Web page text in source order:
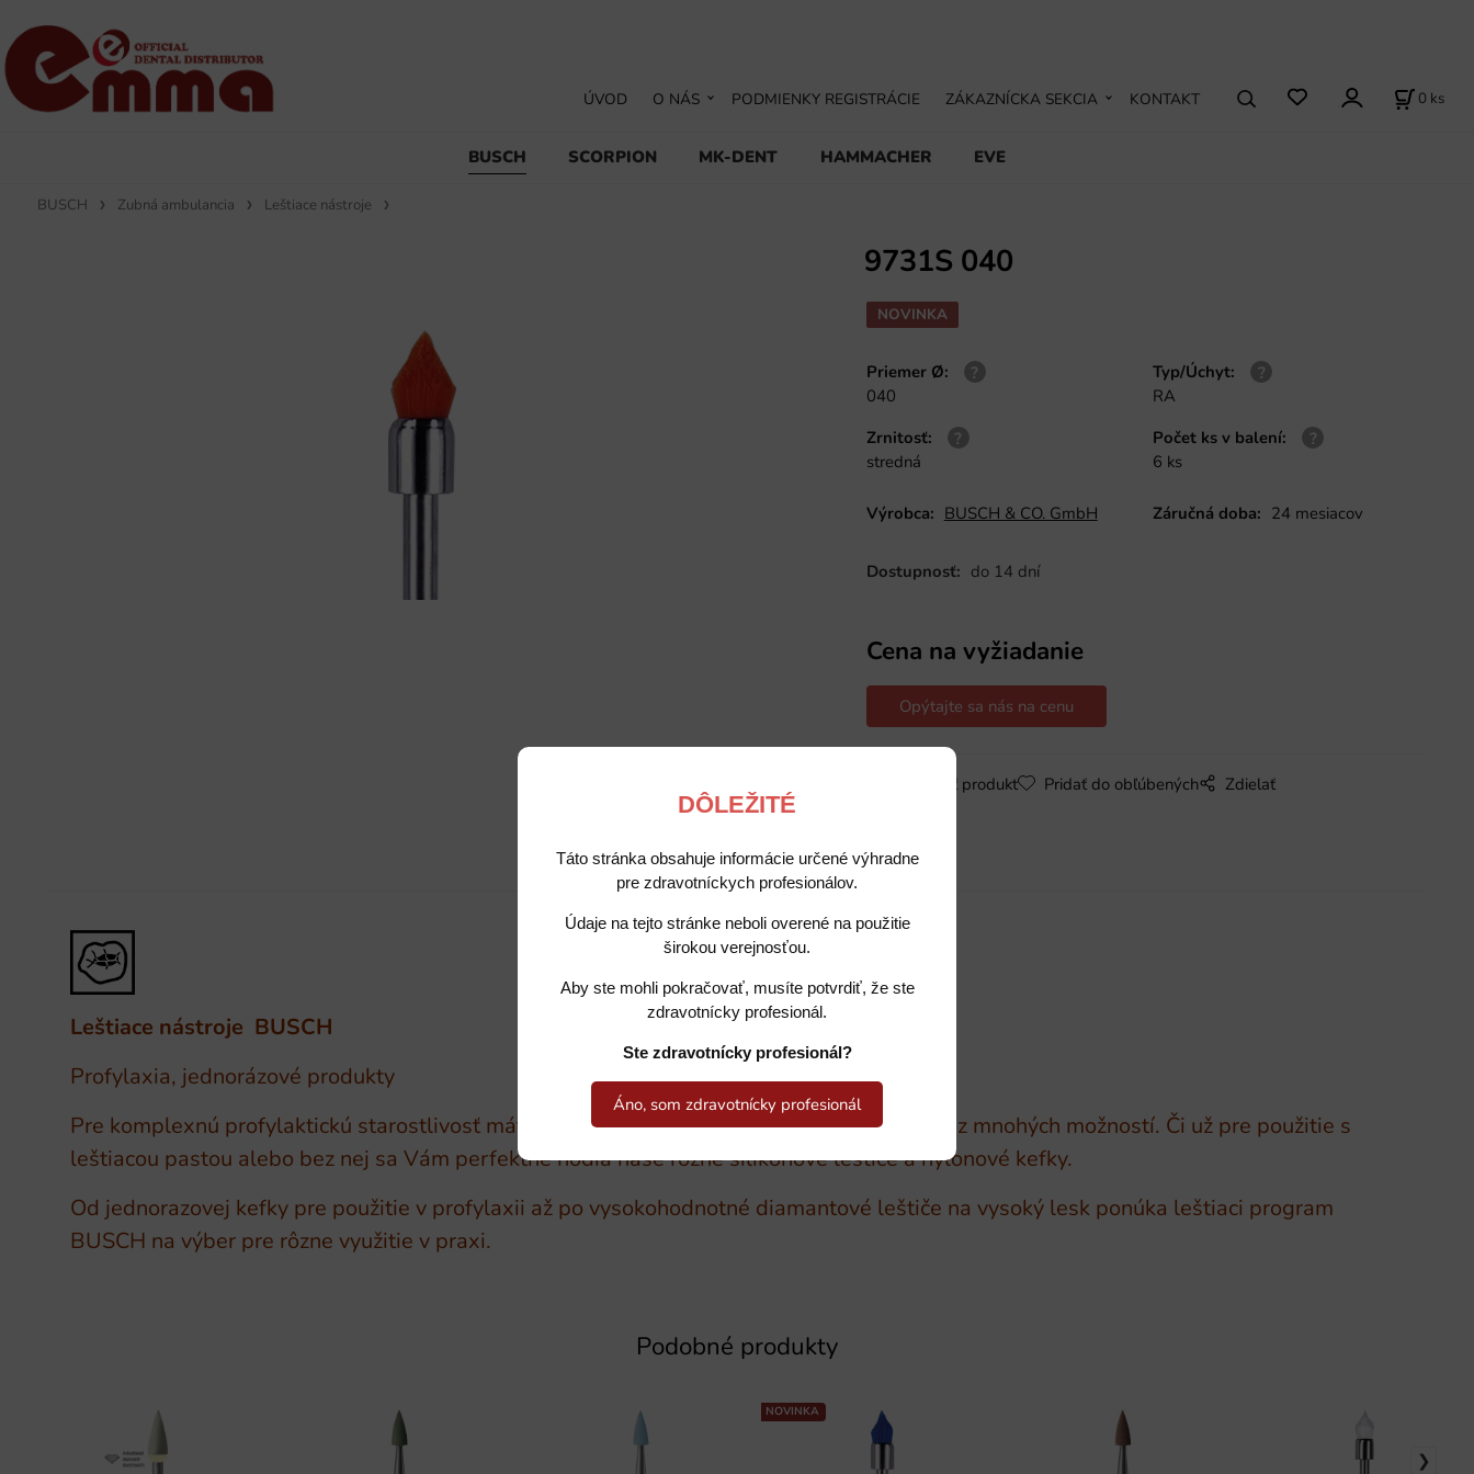
DÔLEŽITÉ
Táto stránka obsahuje informácie určené výhradne
pre zdravotníckych profesionálov.
Údaje na tejto stránke neboli overené na použitie
širokou verejnosťou.
Aby ste mohli pokračovať, musíte potvrdiť, že ste
zdravotnícky profesionál.
Ste zdravotnícky profesionál?
Áno, som zdravotnícky profesionál
BUSCH SCORPION MK-DENT HAMMACHER EVE
ÚVOD O NÁS PODMIENKY REGISTRÁCIE ZÁKAZNÍCKA SEKCIA KONTAKT 0 ks
BUSCH Zubná ambulancia Leštiace nástroje
9731S 040
NOVINKA
Priemer Ø:
040
Typ/Úchyt:
RA
Zrnitosť:
stredná
Počet ks v balení:
6 ks
Výrobca: BUSCH & CO. GmbH Záručná doba: 24 mesiacov
Dostupnosť: do 14 dní
Cena na vyžiadanie
Opýtajte sa nás na cenu
Sledovať produkt Pridať do obľúbených Zdielať
Popis Potrebujete poradiť?
Leštiace nástroje BUSCH
Profylaxia, jednorázové produkty
Pre komplexnú profylaktickú starostlivosť máte s BUSCH sériou leštičov a kefiek na výber z mnohých možností. Či už pre použitie s
leštiacou pastou alebo bez nej sa Vám perfektne hodia naše rôzne silikónové leštiče a nylonové kefky.
Od jednorazovej kefky pre použitie v profylaxii až po vysokohodnotné diamantové leštiče na vysoký lesk ponúka leštiaci program
BUSCH na výber pre rôzne využitie v praxi.
Podobné produkty
NOVINKA